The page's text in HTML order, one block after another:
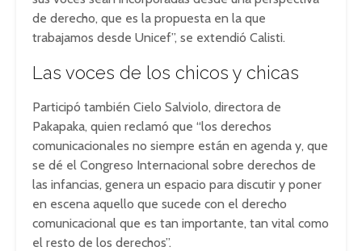
de derecho, que es la propuesta en la que
trabajamos desde Unicef”, se extendió Calisti.
Las voces de los chicos y chicas
Participó también Cielo Salviolo, directora de
Pakapaka, quien reclamó que “los derechos
comunicacionales no siempre están en agenda y, que
se dé el Congreso Internacional sobre derechos de
las infancias, genera un espacio para discutir y poner
en escena aquello que sucede con el derecho
comunicacional que es tan importante, tan vital como
el resto de los derechos”.